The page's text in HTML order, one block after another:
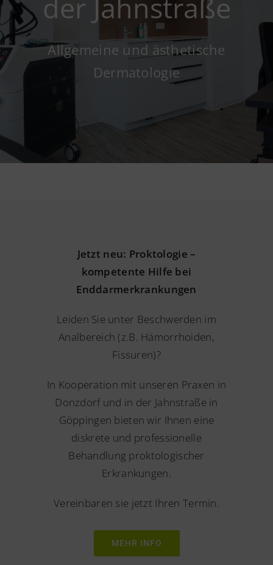
Wissenswertes
der Jahnstraße
Allgemeine und ästhetische
Dermatologie
Jetzt neu: Proktologie –
kompetente Hilfe bei
Enddarmerkrankungen
Leiden Sie unter Beschwerden im
Analbereich (z.B. Hämorrhoiden,
Fissuren)?
In Kooperation mit unseren Praxen in
Donzdorf und in der Jahnstraße in
Göppingen bieten wir Ihnen eine
diskrete und professionelle
Behandlung proktologischer
Erkrankungen.
Vereinbaren sie jetzt Ihren Termin.
MEHR INFO